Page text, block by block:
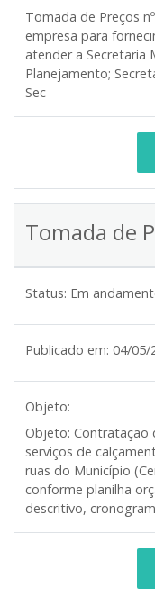
Tomada de Preços
empresa para
atender a Secretaria
Planejamento;
Sec
Tomada de
Status: Em
Publicado em: 04/05/
Objeto:
Objeto: Contratação
serviços de
ruas do Município
conforme planilha
descritivo,